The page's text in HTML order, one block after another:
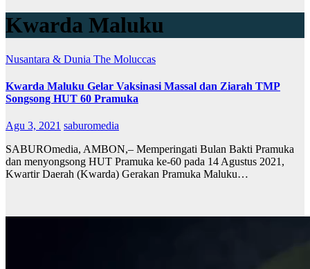
Kwarda Maluku
Nusantara & Dunia The Moluccas
Kwarda Maluku Gelar Vaksinasi Massal dan Ziarah TMP
Songsong HUT 60 Pramuka
Agu 3, 2021 saburomedia
SABUROmedia, AMBON,– Memperingati Bulan Bakti Pramuka
dan menyongsong HUT Pramuka ke-60 pada 14 Agustus 2021,
Kwartir Daerah (Kwarda) Gerakan Pramuka Maluku…